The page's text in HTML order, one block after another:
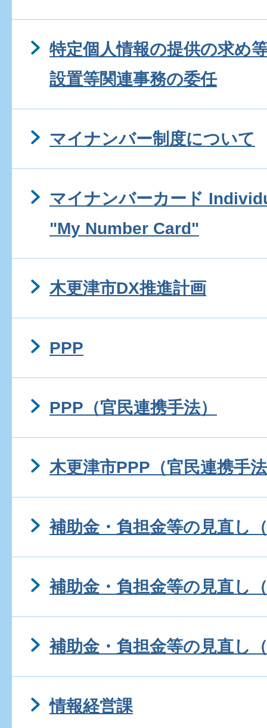
特定個人情報の提供の求め
設置等関連事務の委任
マイナンバー制度について
マイナンバーカード
"My Number Card"
木更津市DX推進計画
PPP
PPP（官民連携手法）
木更津市PPP（官民連携手
補助金・負担金等の見直し
補助金・負担金等の見直し
補助金・負担金等の見直し
情報経営課